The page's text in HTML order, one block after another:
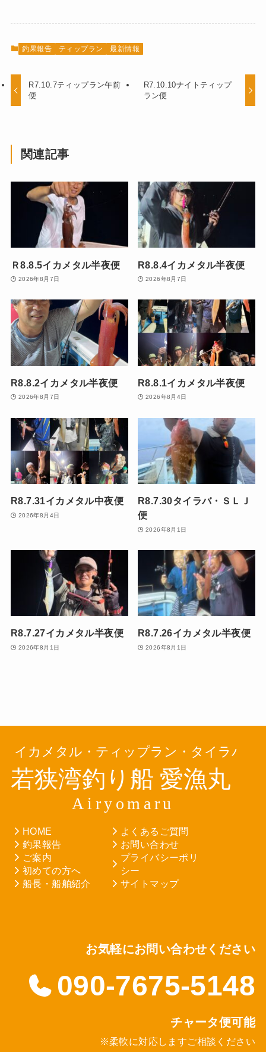
釣果報告 ティップラン 最新情報
R7.10.7ティップラン午前
便
R7.10.10ナイトティップ
ラン便
関連記事
Ｒ8.8.5イカメタル半夜便
2026年8月7日
R8.8.4イカメタル半夜便
2026年8月7日
R8.8.2イカメタル半夜便
2026年8月7日
R8.8.1イカメタル半夜便
2026年8月4日
R8.7.31イカメタル中夜便
2026年8月4日
R8.7.30タイラバ・ＳＬＪ
便
2026年8月1日
R8.7.27イカメタル半夜便
2026年8月1日
R8.7.26イカメタル半夜便
2026年8月1日
HOME
釣果報告
ご案内
初めての方へ
船長・船舶紹介
よくあるご質問
お問い合わせ
プライバシーポリ
シー
サイトマップ
お気軽にお問い合わせください
090-7675-5148
チャータ便可能
※柔軟に対応しますご相談ください